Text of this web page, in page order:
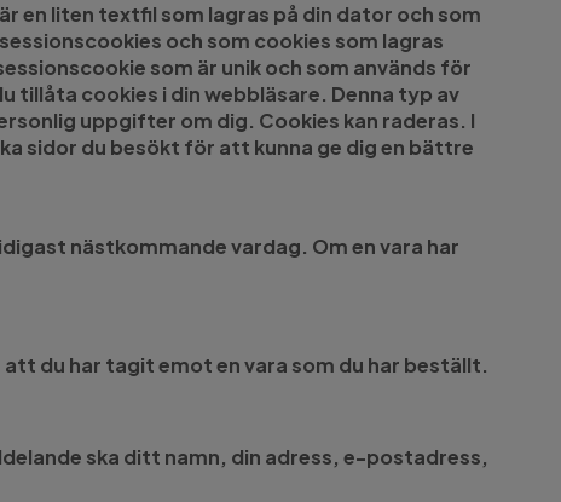
en liten textfil som lagras på din dator och som
och som cookies som lagras
som är unik och som används för
tillåta cookies i din webbläsare. Denna typ av
uppgifter om dig. Cookies kan raderas. I
sidor du besökt för att kunna ge dig en bättre
nästkommande vardag. Om en vara har
du har tagit emot en vara som du har beställt.
ska ditt namn, din adress, e-postadress,